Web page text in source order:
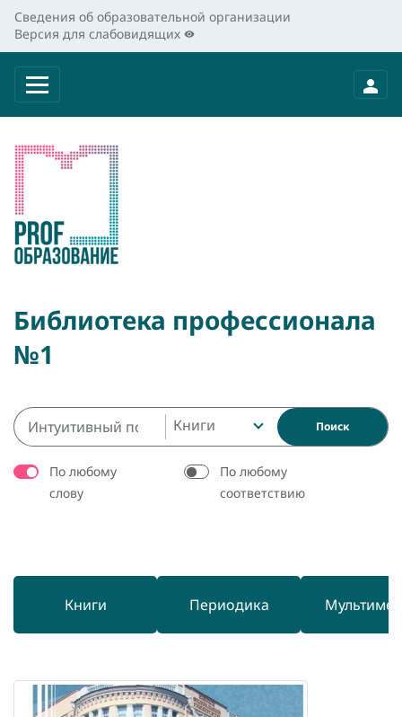
Сведения об образовательной организации
Версия для слабовидящих
Библиотека профессионала
№1
Книги Поиск
По любому
слову
По любому
соответствию
Книги Периодика